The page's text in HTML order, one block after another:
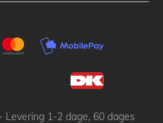
1-2 dage, 60 dages